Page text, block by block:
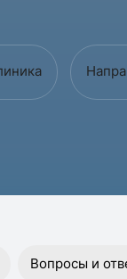
Вопросы и